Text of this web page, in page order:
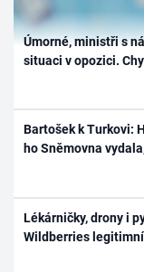
Úmorné, ministři s
situaci v opozici.
Bartošek k Turkovi:
ho Sněmovna
Lékárničky, drony i
Wildberries